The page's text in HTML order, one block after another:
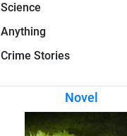
Science
Anything
Crime Stories
Novel